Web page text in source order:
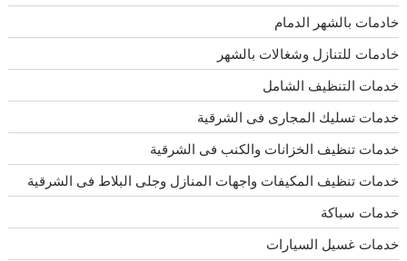
خادمات بالشهر الدمام
خادمات للتنازل وشغالات بالشهر
خدمات التنظيف الشامل
خدمات تسليك المجارى فى الشرقية
خدمات تنظيف الخزانات والكنب فى الشرقية
خدمات تنظيف المكيفات واجهات المنازل وجلى البلاط فى الشرقية
خدمات سباكة
خدمات غسيل السيارات